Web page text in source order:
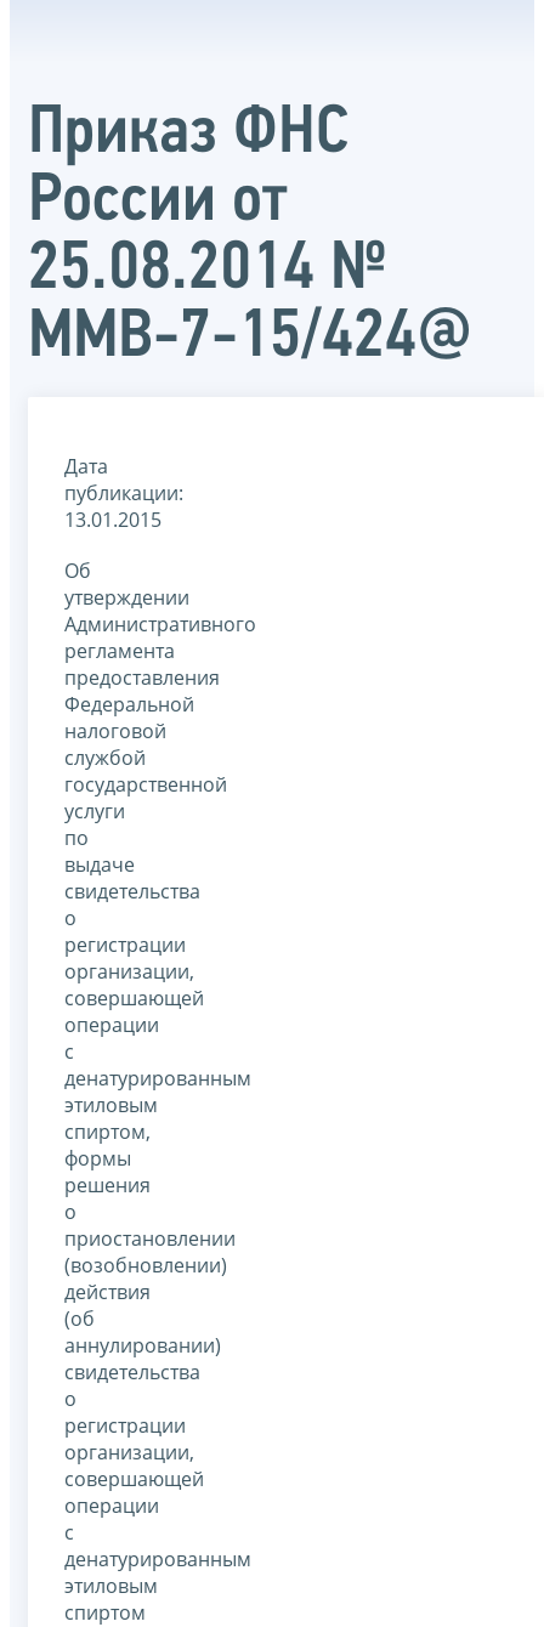
Приказ ФНС
России от
25.08.2014 №
ММВ-7-15/424@
Дата
публикации:
13.01.2015
Об
утверждении
Административного
регламента
предоставления
Федеральной
налоговой
службой
государственной
услуги
по
выдаче
свидетельства
о
регистрации
организации,
совершающей
операции
с
денатурированным
этиловым
спиртом,
формы
решения
о
приостановлении
(возобновлении)
действия
(об
аннулировании)
свидетельства
о
регистрации
организации,
совершающей
операции
с
денатурированным
этиловым
спиртом